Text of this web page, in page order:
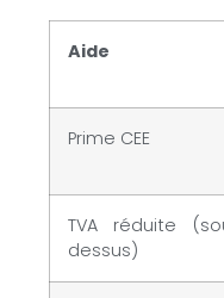
Aide
Prime CEE
TVA réduite
dessus)